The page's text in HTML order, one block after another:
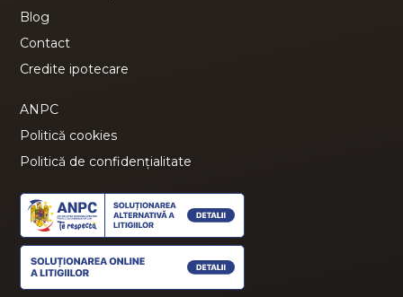
Blog
Contact
Credite ipotecare
ANPC
Politică cookies
Politică de confidențialitate